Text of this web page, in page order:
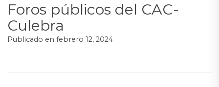
Foros públicos del CAC-
Culebra
Publicado en febrero 12, 2024